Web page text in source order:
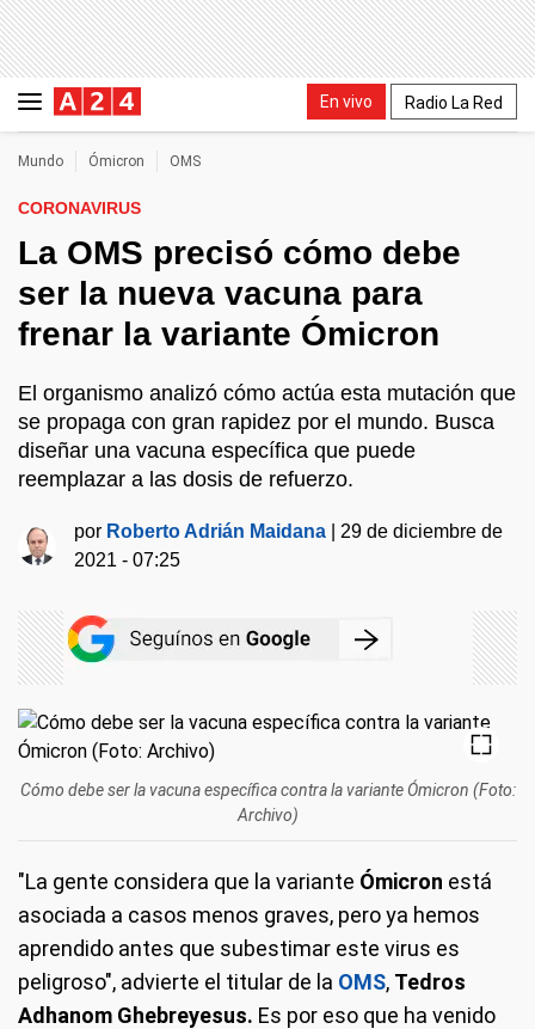
En vivo Radio La Red
Mundo Ómicron OMS
CORONAVIRUS
La OMS precisó cómo debe
ser la nueva vacuna para
frenar la variante Ómicron
El organismo analizó cómo actúa esta mutación que
se propaga con gran rapidez por el mundo. Busca
diseñar una vacuna específica que puede
reemplazar a las dosis de refuerzo.
por Roberto Adrián Maidana
29 de diciembre de
2021 - 07:25
Cómo debe ser la vacuna específica contra la variante Ómicron (Foto:
Archivo)
"La gente considera que la variante Ómicron está
asociada a casos menos graves, pero ya hemos
aprendido antes que subestimar este virus es
peligroso", advierte el titular de la OMS, Tedros
Adhanom Ghebreyesus. Es por eso que ha venido